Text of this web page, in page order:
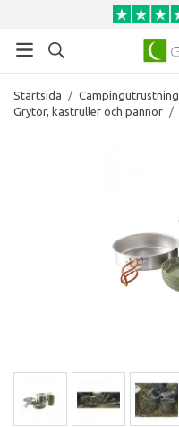
Startsida / Campingutrustning
Grytor, kastruller och pannor /